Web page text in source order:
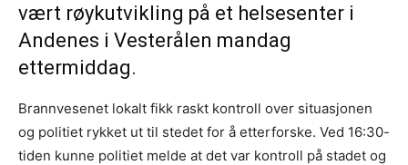
vært røykutvikling på et helsesenter i
Andenes i Vesterålen mandag
ettermiddag.
Brannvesenet lokalt fikk raskt kontroll over situasjonen
og politiet rykket ut til stedet for å etterforske. Ved 16:30-
tiden kunne politiet melde at det var kontroll på stadet og